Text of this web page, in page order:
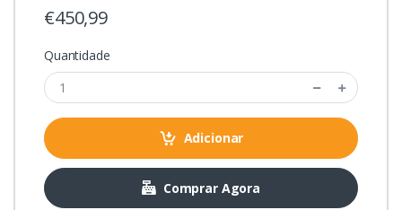
€450,99
Quantidade
Adicionar
Comprar Agora